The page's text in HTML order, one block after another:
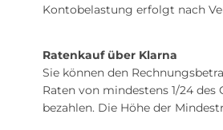
Kontobelastung erfolgt nach
Ratenkauf über Klarna
Sie können den
Raten von mindestens 1/24 des
bezahlen. Die Höhe der